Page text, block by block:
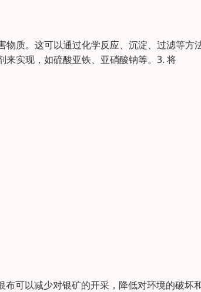
质。这可以通过化学反应、沉淀、过滤等方
来实现，如硫酸亚铁、亚硝酸钠等。3. 将
可以减少对银矿的开采，降低对环境的破坏